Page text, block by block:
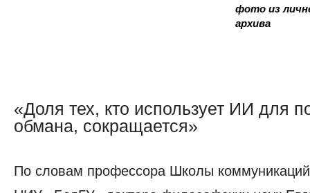
фото из
архива
«Доля тех, кто использует ИИ для
обмана, сокращается»
кто
По словам профессора Школы